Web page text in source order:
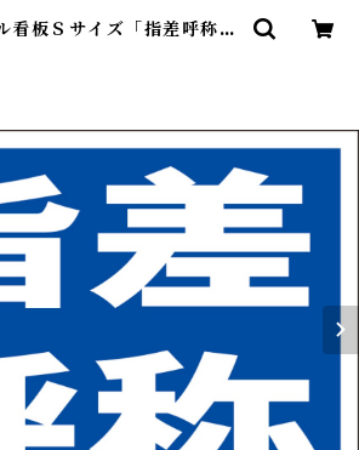
看板Ｓサイズ「指差呼称」